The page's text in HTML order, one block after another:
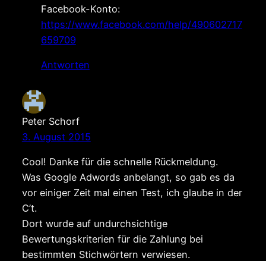
Facebook-Konto:
https://www.facebook.com/help/490602717
659709
Antworten
Peter Schorf
3. August 2015
Cool! Danke für die schnelle Rückmeldung.
Was Google Adwords anbelangt, so gab es da
vor einiger Zeit mal einen Test, ich glaube in der
C’t.
Dort wurde auf undurchsichtige
Bewertungskriterien für die Zahlung bei
bestimmten Stichwörtern verwiesen.